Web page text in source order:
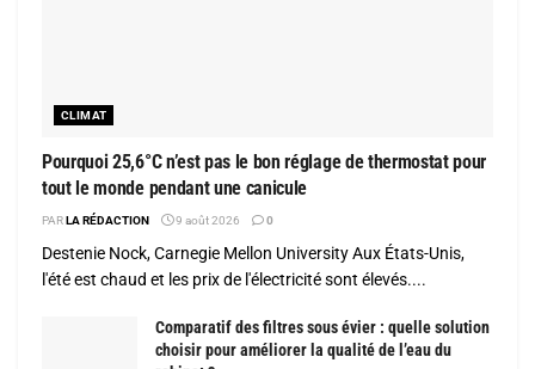
CLIMAT
Pourquoi 25,6°C n’est pas le bon réglage de thermostat pour
tout le monde pendant une canicule
PARLA RÉDACTION 9 août 2026 0
Destenie Nock, Carnegie Mellon University Aux États-Unis,
l'été est chaud et les prix de l'électricité sont élevés....
Comparatif des filtres sous évier : quelle solution
choisir pour améliorer la qualité de l’eau du